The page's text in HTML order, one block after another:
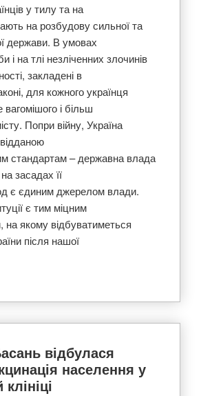
у тилу та на
на розбудову сильної та
держави. В умовах
і на тлі незліченних злочинів
закладені в
для кожного українця
і більш
Попри війну, Україна
стандартам – державна влада
засадах її
є єдиним джерелом влади.
є тим міцним
якому відбуватиметься
після нашої
відбулася
населення у